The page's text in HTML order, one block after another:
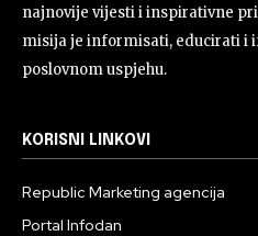
najnovije vijesti i inspirativne
misija je informisati, educirati i
poslovnom uspjehu.
KORISNI LINKOVI
Republic Marketing agencija
Portal Infodan